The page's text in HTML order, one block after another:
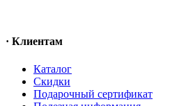
· Клиентам
Каталог
Скидки
Подарочный сертификат